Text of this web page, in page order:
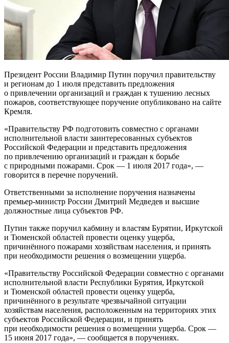
Президент России Владимир Путин поручил правительству
и регионам до 1 июля представить предложения
о привлечении организаций и граждан к тушению лесных
пожаров, соответствующее поручение опубликовано на сайте
Кремля.
«Правительству РФ подготовить совместно с органами
исполнительной власти заинтересованных субъектов
Российской Федерации и представить предложения
по привлечению организаций и граждан к борьбе
с природными пожарами. Срок — 1 июля 2017 года», —
говорится в перечне поручений.
Ответственными за исполнение поручения назначены
премьер-министр России Дмитрий Медведев и высшие
должностные лица субъектов РФ.
Путин также поручил кабмину и властям Бурятии, Иркутской
и Тюменской областей провести оценку ущерба,
причинённого пожарами хозяйствам населения, и принять
при необходимости решения о возмещении ущерба.
«Правительству Российской Федерации совместно с органами
исполнительной власти Республики Бурятия, Иркутской
и Тюменской областей провести оценку ущерба,
причинённого в результате чрезвычайной ситуации
хозяйствам населения, расположенным на территориях этих
субъектов Российской Федерации, и принять
при необходимости решения о возмещении ущерба. Срок —
15 июня 2017 года», — сообщается в поручениях.